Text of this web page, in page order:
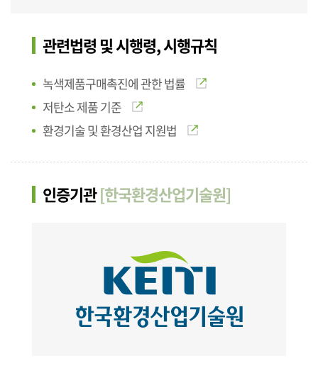
관련법령 및 시행령, 시행규칙
녹색제품구매촉진에 관한 법률
저탄소 제품 기준
환경기술 및 환경산업 지원법
인증기관[한국환경산업기술원]